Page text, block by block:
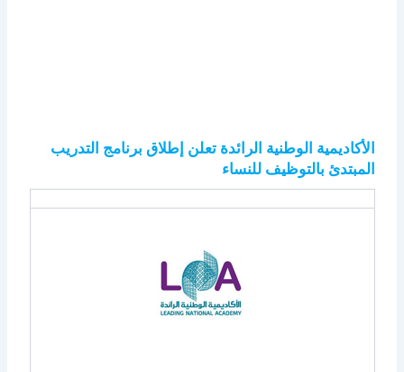
الأكاديمية الوطنية الرائدة تعلن إطلاق برنامج التدريب
المبتدئ بالتوظيف للنساء